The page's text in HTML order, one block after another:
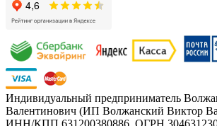
Индивидуальный предприниматель
Валентинович (ИП Волжанский Виктор